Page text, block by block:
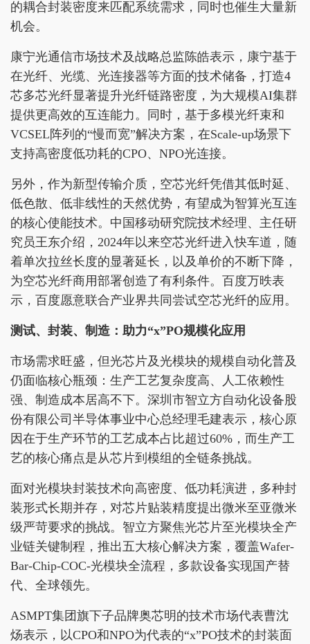
的耦合封装密度来匹配系统需求，同时也催生大量新
机会。
康宁光通信市场技术及战略总监陈皓表示，康宁基于
在光纤、光缆、光连接器等方面的技术储备，打造4
芯多芯光纤显著提升光纤链路密度，为大规模AI集群
提供更高效的互连能力。同时，基于多模光纤束和
VCSEL阵列的“慢而宽”解决方案，在Scale-up场景下
支持高密度低功耗的CPO、NPO光连接。
另外，作为新型传输介质，空芯光纤凭借其低时延、
低色散、低非线性的天然优势，有望成为智算光互连
的核心使能技术。中国移动研究院技术经理、主任研
究员王东介绍，2024年以来空芯光纤进入快车道，随
着单次拉丝长度的显著延长，以及单价的不断下降，
为空芯光纤商用部署创造了有利条件。百度万昳表
示，百度愿意联合产业界共同尝试空芯光纤的应用。
测试、封装、制造：助力“x”PO规模化应用
市场需求旺盛，但光芯片及光模块的规模自动化普及
仍面临核心瓶颈：生产工艺复杂度高、人工依赖性
强、制造成本居高不下。深圳市智立方自动化设备股
份有限公司半导体事业中心总经理毛建表示，核心原
因在于生产环节的工艺成本占比超过60%，而生产工
艺的核心痛点是从芯片到模组的全链条挑战。
面对光模块封装技术向高密度、低功耗演进，多种封
装形式长期并存，对芯片贴装精度提出微米至亚微米
级严苛要求的挑战。智立方聚焦光芯片至光模块全产
业链关键制程，推出五大核心解决方案，覆盖Wafer-
Bar-Chip-COC-光模块全流程，多款设备实现国产替
代、全球领先。
ASMPT集团旗下子品牌奥芯明的技术市场代表曹沈
炀表示，以CPO和NPO为代表的“x”PO技术的封装面